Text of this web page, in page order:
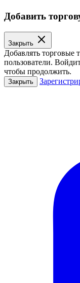
Добавить
Закрыть
Добавлять торговые
пользователи.
чтобы продолжить.
Закрыть